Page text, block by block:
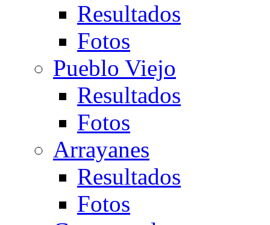
Resultados
Fotos
Pueblo Viejo
Resultados
Fotos
Arrayanes
Resultados
Fotos